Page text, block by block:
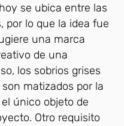
se ubica entre las
por lo que la idea fue
una marca
de una
los sobrios grises
matizados por la
único objeto de
Otro requisito